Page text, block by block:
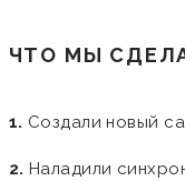
ЧТО МЫ
1. Создали новый
2. Наладили